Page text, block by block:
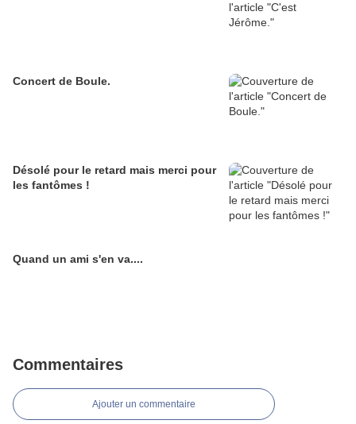
Concert de Boule.
Désolé pour le retard mais merci pour
les fantômes !
Quand un ami s'en va....
Commentaires
Ajouter un commentaire